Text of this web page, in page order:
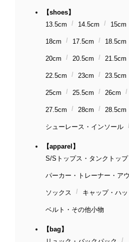
【shoes】
13.5cm
14.5cm 15cm
18cm 17.5cm 18.5cm
20cm 20.5cm 21.5cm
22.5cm 23cm 23.5cm
25cm 25.5cm 26cm
27.5cm 28cm 28.5cm
シューレース・インソール
【apparel】
S/Sトップス・タンクトップ
パーカー・トレーナー・ア
ソックス キャップ・ハッ
ベルト・その他小物
【bag】